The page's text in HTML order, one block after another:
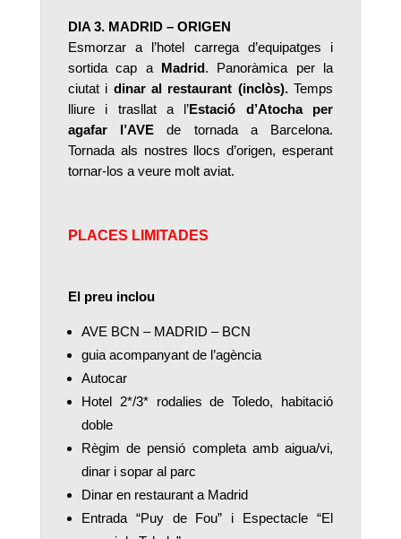
DIA 3. MADRID – ORIGEN
Esmorzar a l’hotel carrega d’equipatges i
sortida cap a Madrid. Panoràmica per la
ciutat i dinar al restaurant (inclòs).Temps
lliure i trasllat a l’Estació d’Atocha per
agafar l’AVE de tornada a Barcelona.
Tornada als nostres llocs d’origen, esperant
tornar-los a veure molt aviat.
PLACES LIMITADES
El preu inclou
AVE BCN – MADRID – BCN
guia acompanyant de l’agència
Autocar
Hotel 2*/3* rodalies de Toledo, habitació
doble
Règim de pensió completa amb aigua/vi,
dinar i sopar al parc
Dinar en restaurant a Madrid
Entrada “Puy de Fou” i Espectacle “El